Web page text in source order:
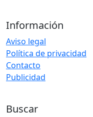
Información
Aviso legal
Política de privacidad
Contacto
Publicidad
Buscar